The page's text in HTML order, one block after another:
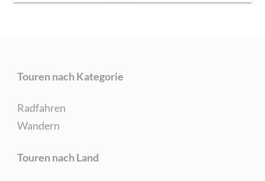
Touren nach Kategorie
Radfahren
Wandern
Touren nach Land